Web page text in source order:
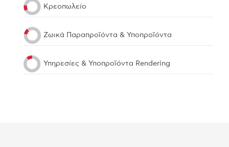
Kρεοπωλείο
Ζωικά Παραπροϊόντα & Υποπροϊόντα
Υπηρεσίες & Υποπροϊόντα Rendering